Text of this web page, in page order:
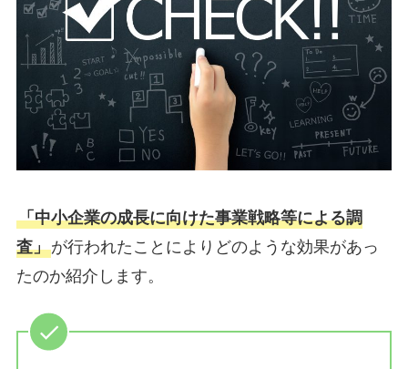
「中小企業の成長に向けた事業戦略等による調
査」が行われたことによりどのような効果があっ
たのか紹介します。